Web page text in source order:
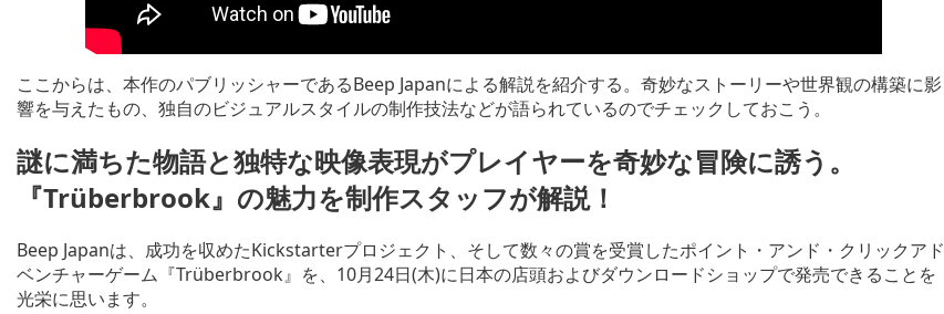
ここからは、本作のパブリッシャーであるBeep Japanによる解説を紹介する。奇妙なストーリーや世界観の構築に影
響を与えたもの、独自のビジュアルスタイルの制作技法などが語られているのでチェックしておこう。
謎に満ちた物語と独特な映像表現がプレイヤーを奇妙な冒険に誘う。
『Trüberbrook』の魅力を制作スタッフが解説！
Beep Japanは、成功を収めたKickstarterプロジェクト、そして数々の賞を受賞したポイント・アンド・クリックアド
ベンチャーゲーム『Trüberbrook』を、10月24日(木)に日本の店頭およびダウンロードショップで発売できることを
光栄に思います。